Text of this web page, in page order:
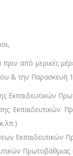
από μερικές
& την Παρασκευή
Εκπαιδευτικών
Εκπαιδευτικών
Εκπαιδευτικών